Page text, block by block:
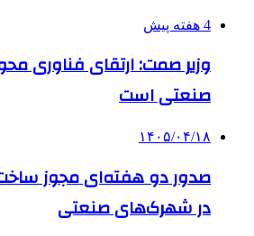
4 هفته پیش
وزیر صمت: ارتقای فناوری
صنعتی است
۱۴۰۵/۰۴/۱۸
صدور دو هفته‌ای مجوز
در شهرک‌های صنعتی